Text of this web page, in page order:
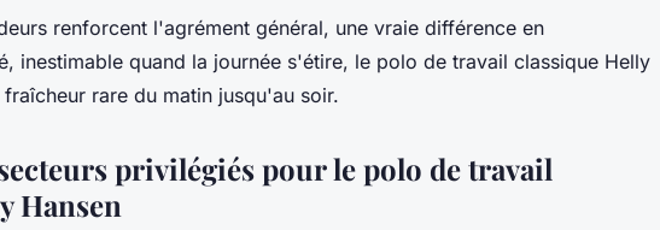
renforcent l'agrément général, une vraie différence en
inestimable quand la journée s'étire, le polo de travail classique Helly
rare du matin jusqu'au soir.
privilégiés pour le polo de travail
Hansen